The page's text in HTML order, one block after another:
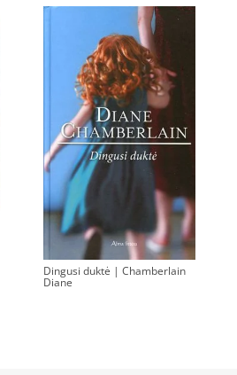
Dingusi duktė | Chamberlain
Diane